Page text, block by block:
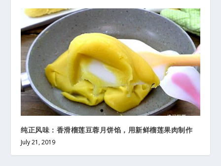
纯正风味：香滑榴莲豆蓉月饼馅，用新鲜榴莲果肉制作
July 21, 2019